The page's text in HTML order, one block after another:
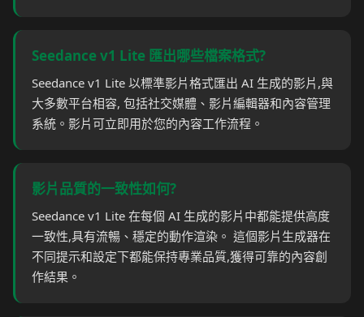
Seedance v1 Lite 匯出哪些檔案格式?
Seedance v1 Lite 以標準影片格式匯出 AI 生成的影片,與
大多數平台相容, 包括社交媒體、影片編輯器和內容管理
系統。影片可立即用於您的內容工作流程。
影片品質的一致性如何?
Seedance v1 Lite 在每個 AI 生成的影片中都能提供高度
一致性,具有流暢、穩定的動作渲染。 這個影片生成器在
不同提示和設定下都能保持專業品質,獲得可靠的內容創
作結果。